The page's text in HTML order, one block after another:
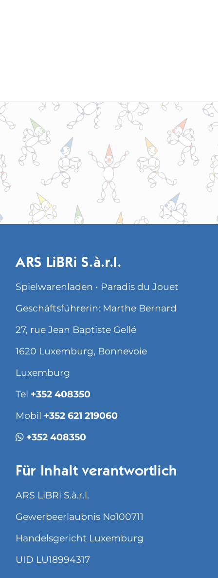
ARS LiBRi S.à.r.l.
Spielwarenladen • Paradis du Jouet
Geschäftsführerin: Marthe Bernard
27, rue Jean Baptiste Gellé
1620 Luxemburg, Bonnevoie
Luxemburg
Tel +352 408350
Mobil +352 621 219060
+352 408350
Für Inhalt verantwortlich
ARS LiBRi S.à.r.l.
Gewerbeerlaubnis No100711
Handelsgericht Luxemburg
UID LU18994317